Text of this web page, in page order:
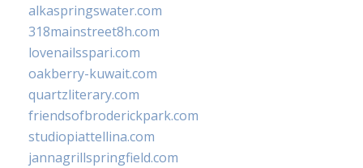
alkaspringswater.com
318mainstreet8h.com
lovenailsspari.com
oakberry-kuwait.com
quartzliterary.com
friendsofbroderickpark.com
studiopiattellina.com
jannagrillspringfield.com